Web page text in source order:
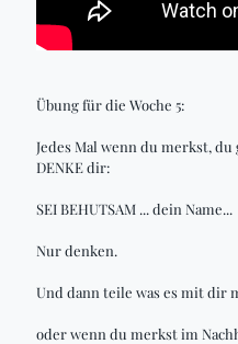
Übung für die Woche 5:
Jedes Mal wenn du merkst,
DENKE dir:
SEI BEHUTSAM ... dein Name...
Nur denken.
Und dann teile was es mit dir
oder wenn du merkst im